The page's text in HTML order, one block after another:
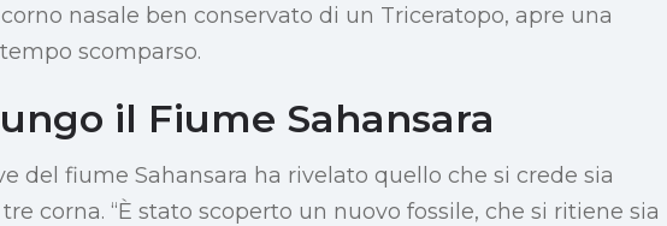
nasale ben conservato di un Triceratopo, apre una
scomparso.
il Fiume Sahansara
del fiume Sahansara ha rivelato quello che si crede sia
corna. “È stato scoperto un nuovo fossile, che si ritiene sia